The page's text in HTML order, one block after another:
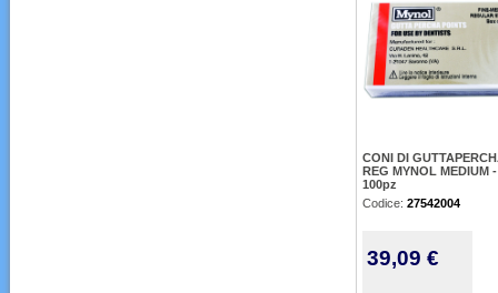
CONI DI
REG MYNOL MEDIUM -
100pz
Codice: 27542004
39,09 €